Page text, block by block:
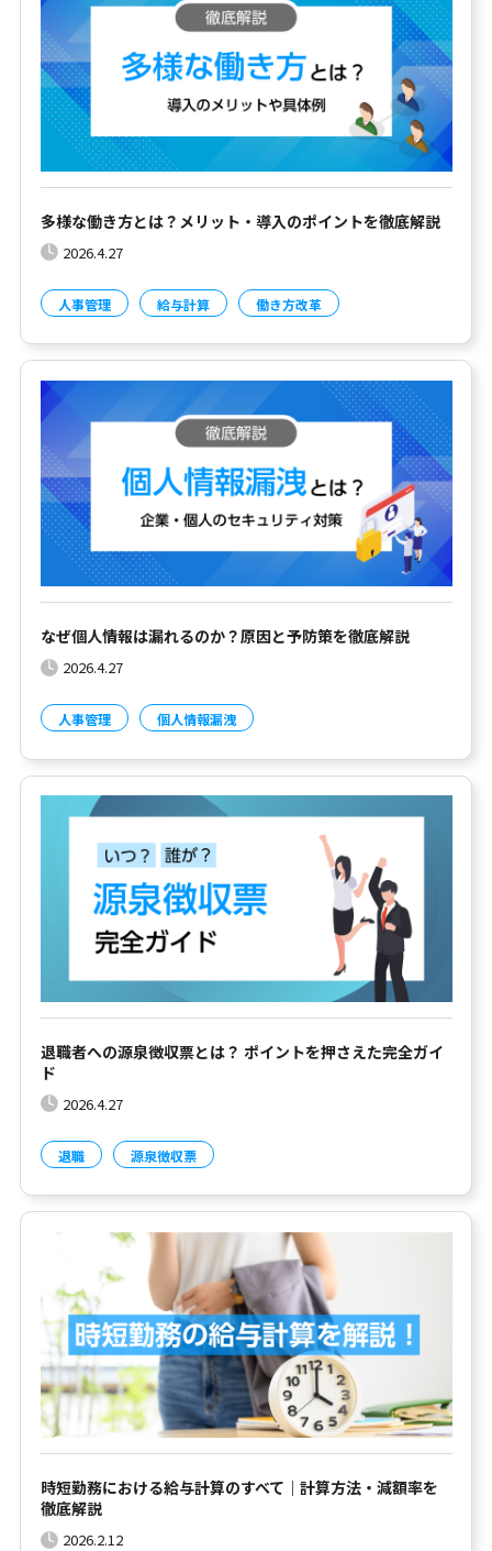
多様な働き方とは？メリット・導入のポイントを徹底解説
2026.4.27
人事管理 給与計算 働き方改革
なぜ個人情報は漏れるのか？原因と予防策を徹底解説
2026.4.27
人事管理 個人情報漏洩
退職者への源泉徴収票とは？ ポイントを押さえた完全ガイ
ド
2026.4.27
退職 源泉徴収票
時短勤務における給与計算のすべて｜計算方法・減額率を
徹底解説
2026.2.12